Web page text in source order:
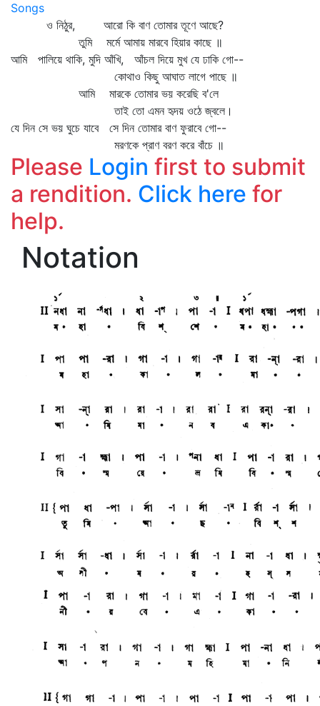
Songs
ও নিঠুর, আরো কি বাণ তোমার তূণে আছে?
তুমি মর্মে আমায় মারবে হিয়ার কাছে ॥
আমি পালিয়ে থাকি, মুদি আঁখি, আঁচল দিয়ে মুখ যে ঢাকি গো--
কোথাও কিছু আঘাত লাগে পাছে ॥
আমি মারকে তোমার ভয় করেছি ব'লে
তাই তো এমন হৃদয় ওঠে জ্বলে।
যে দিন সে ভয় ঘুচে যাবে সে দিন তোমার বাণ ফুরাবে গো--
মরণকে প্রাণ বরণ করে বাঁচে ॥
Please Login first to submit
a rendition. Click here for
help.
Notation